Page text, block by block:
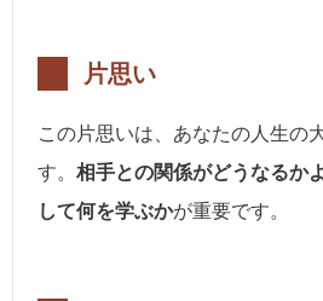
片思い
この片思いは、あなたの人生の
す。 相手との関係がどうなるか
して何を学ぶかが重要です。